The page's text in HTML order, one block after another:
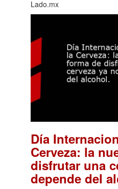
Lado.mx
Día
Cerveza: la
disfrutar una
depende del